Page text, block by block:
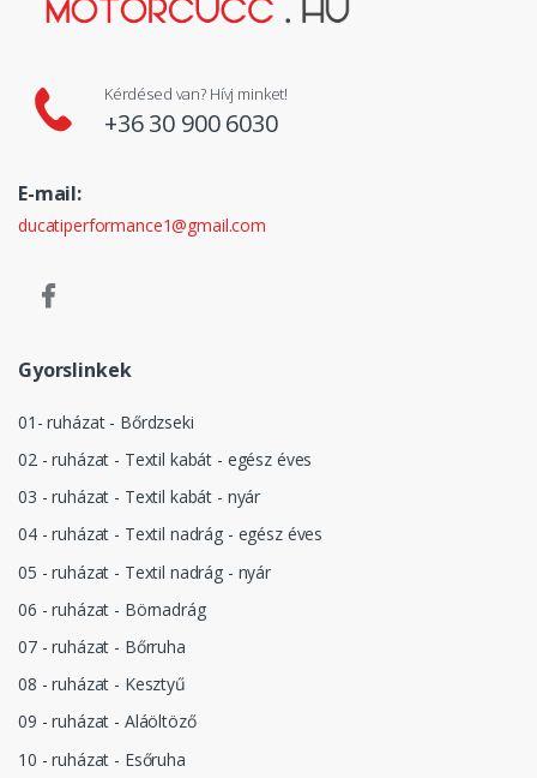
Kérdésed van? Hívj minket!
+36 30 900 6030
E-mail:
ducatiperformance1@gmail.com
Gyorslinkek
01- ruházat - Bőrdzseki
02 - ruházat - Textil kabát - egész éves
03 - ruházat - Textil kabát - nyár
04 - ruházat - Textil nadrág - egész éves
05 - ruházat - Textil nadrág - nyár
06 - ruházat - Börnadrág
07 - ruházat - Bőrruha
08 - ruházat - Kesztyű
09 - ruházat - Aláöltöző
10 - ruházat - Esőruha